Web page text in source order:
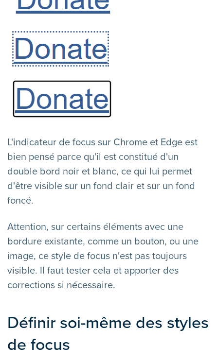
L'indicateur de focus sur Chrome et Edge est
bien pensé parce qu'il est constitué d'un
double bord noir et blanc, ce qui lui permet
d'être visible sur un fond clair et sur un fond
foncé.
Attention, sur certains éléments avec une
bordure existante, comme un bouton, ou une
image, ce style de focus n'est pas toujours
visible. Il faut tester cela et apporter des
corrections si nécessaire.
Définir soi-même des styles
de focus